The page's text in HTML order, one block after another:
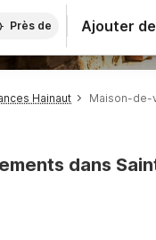
Près de Ajouter
Hainaut Maison-de-
dans